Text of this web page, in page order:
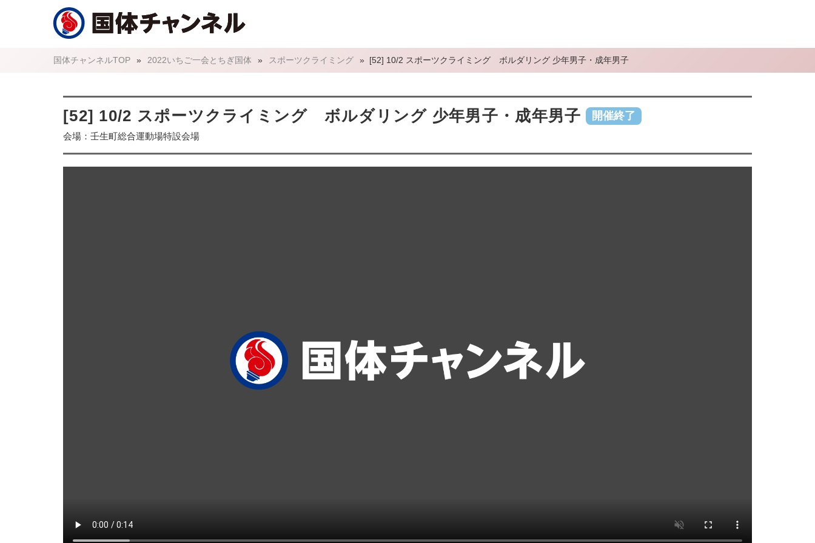
国体チャンネルTOP » 2022いちご一会とちぎ国体 » スポーツクライミング » [52] 10/2 スポーツクライミング ボルダリング 少年男子・成年男子
[52] 10/2 スポーツクライミング ボルダリング 少年男子・成年男子 開催終了
会場：壬生町総合運動場特設会場